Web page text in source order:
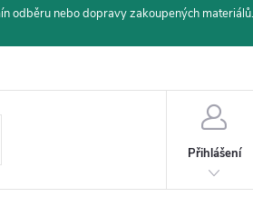
odběru nebo dopravy zakoupených
Přihlášení